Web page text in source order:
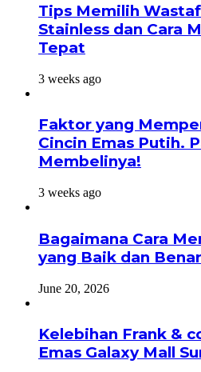
Tips Memilih
Stainless dan Cara
Tepat
3 weeks ago
Faktor yang
Cincin Emas Putih.
Membelinya!
3 weeks ago
Bagaimana Cara
yang Baik dan
June 20, 2026
Kelebihan Frank &
Emas Galaxy Mall